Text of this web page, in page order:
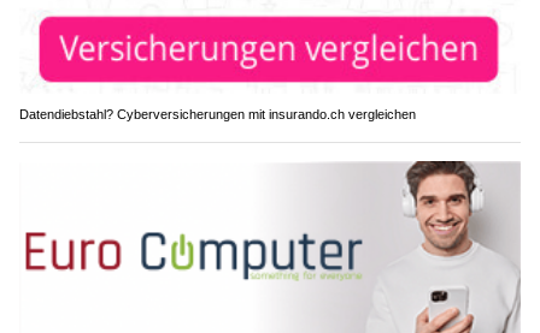
Datendiebstahl? Cyberversicherungen mit insurando.ch vergleichen